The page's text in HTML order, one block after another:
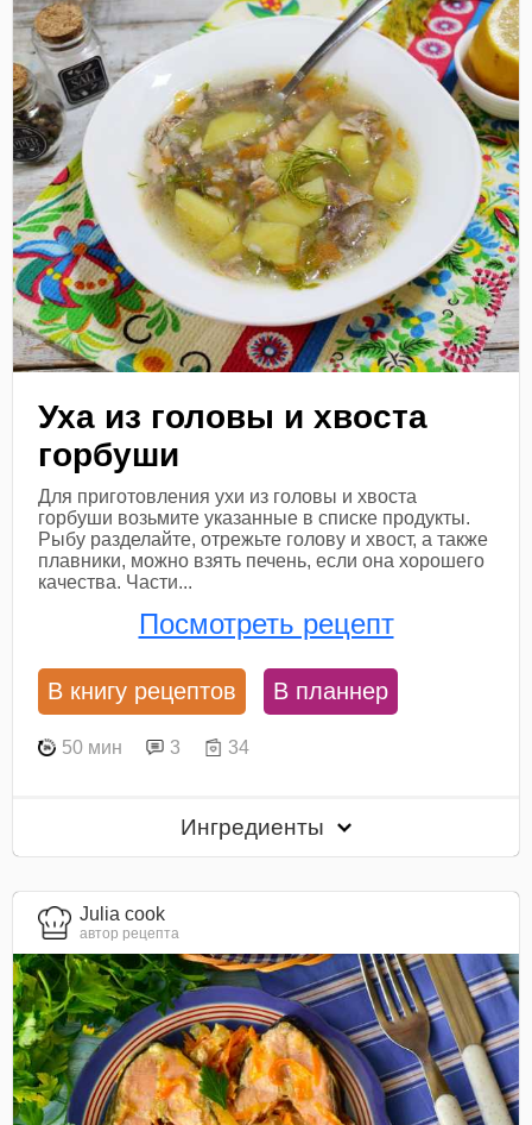
Уха из головы и хвоста
горбуши
Для приготовления ухи из головы и хвоста
горбуши возьмите указанные в списке продукты.
Рыбу разделайте, отрежьте голову и хвост, а также
плавники, можно взять печень, если она хорошего
качества. Части...
Посмотреть рецепт
В книгу рецептов В планнер
50 мин 3 34
Ингредиенты
Julia cook
автор рецепта